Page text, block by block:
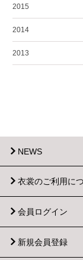
2015
2014
2013
NEWS
衣裳のご利用に
会員ログイン
新規会員登録